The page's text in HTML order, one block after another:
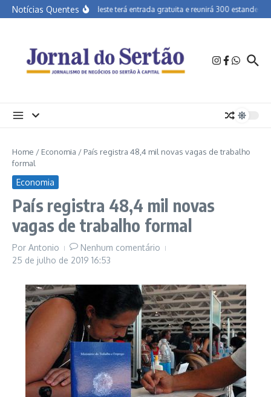
Ir para o conteúdo
Notícias QuentesAgrinordeste terá entrada gratuita e reunirá 300 estandes em
Home / Economia / País registra 48,4 mil novas vagas de trabalho
formal
Economia
País registra 48,4 mil novas
vagas de trabalho formal
Por Antonio
Nenhum comentário
25 de julho de 2019 16:53